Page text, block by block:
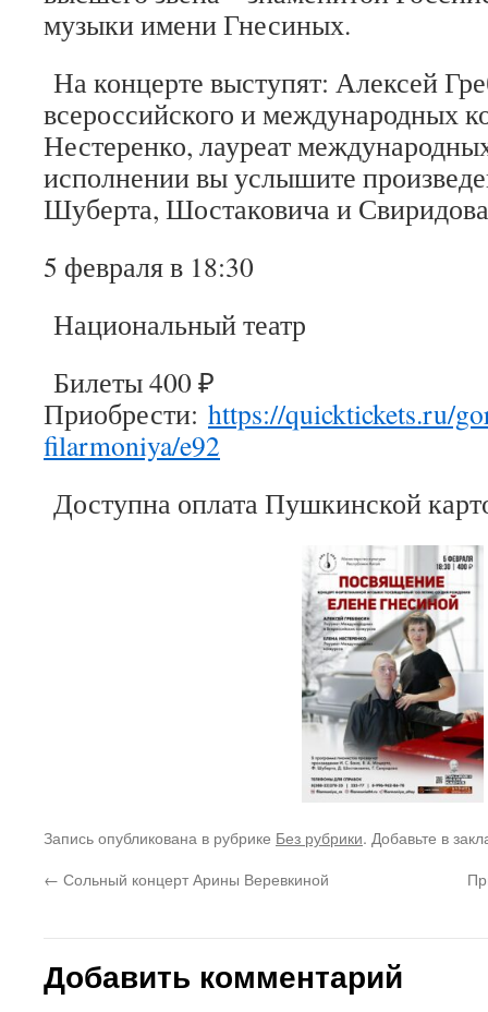
музыки имени Гнесиных.
На концерте выступят: Алексей
всероссийского и международных
Нестеренко, лауреат
исполнении вы услышите
Шуберта, Шостаковича и
5 февраля в 18:30
Национальный театр
Билеты 400 ₽
Приобрести: https://quicktickets.ru/
filarmoniya/e92
Доступна оплата Пушкинской
Запись опубликована в рубрике Без рубрики. Добавьте в
← Сольный концерт Арины Веревкиной
Добавить комментарий